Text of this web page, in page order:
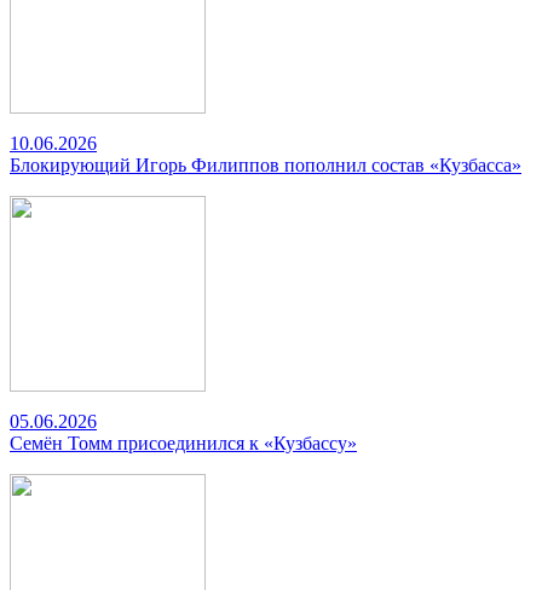
10.06.2026
Блокирующий Игорь Филиппов пополнил состав «Кузбасса»
05.06.2026
Семён Томм присоединился к «Кузбассу»